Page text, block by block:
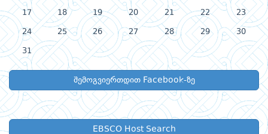
17 18 19 20 21 22 23
24 25 26 27 28 29 30
31
შემოგვიერთდით Facebook-ზე
EBSCO Host Search